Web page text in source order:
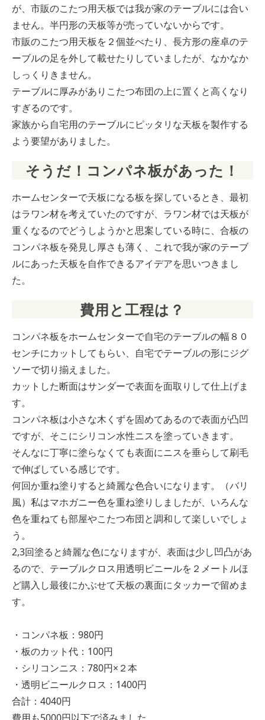
が、市販のこたつ用天板では我が家のテーブルには合い
ません。半円形の天板等が売っていないからです。
市販のこたつ用天板を２個並べたり、長方形の座卓のテ
ーブルの足を外して載せたりしていましたが、なかなか
しっくりきません。
テーブルに厚みがありこたつ布団の上に置くと高くなり
すぎるのです。
家族から自宅用のテーブルにピッタリな天板を製作する
よう要望がありました。
そうだ！コンパネ板があった！
ホームセンターで天板になる板を探しているとき、最初
はラワン材を考えていたのですが、ラワン材では天板が
重くなるのでどうしようかと思案している時に、合板の
コンパネ板を発見し厚さも薄く、これで我が家のテーブ
ルにあった天板を自作できるアイデアを思いつきまし
た。
費用と工程は？
コンパネ板をホームセンターで自宅のテーブルの幅８０
センチにカットしてもらい、自宅でテーブルの形にジグ
ソーで切り揃えました。
カットした断面はサンダーで表面を面取りして仕上げま
す。
コンパネ板は小さな木くずを固めてあるので表面が凸凹
ですが、そこにシリコン水性ニスを塗っていきます。
そんなに丁寧に塗らなくても表面にニスを垂らして刷毛
で伸ばしている感じです。
何回か重ね塗りすると綺麗な色合いになります。（バリ
風）私はマホガニー色を重ね塗りしましたが、いろんな
色を重ねても部屋やこたつ布団と調和して楽しいでしょ
う。
2,3回塗ると綺麗な色になりますが、表面は少し凹凸があ
るので、テーブルクロス用透明ビニールを２メートルほ
ど購入し最後にかぶせて天板の裏面にタッカーで留めま
す。
・コンパネ板：980円
・板のカット代：100円
・シリコンニス：780円×２本
・透明ビニールクロス：1400円
合計：4040円